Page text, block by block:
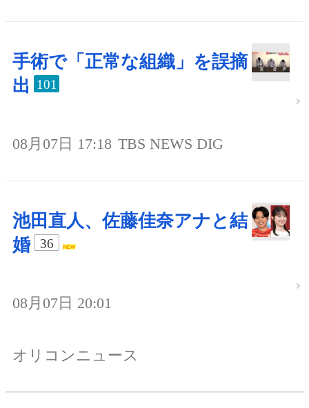
手術で「正常な組織」を誤摘
出
101
08月07日 17:18 TBS NEWS DIG
池田直人、佐藤佳奈アナと結
婚
36
08月07日 20:01
オリコンニュース